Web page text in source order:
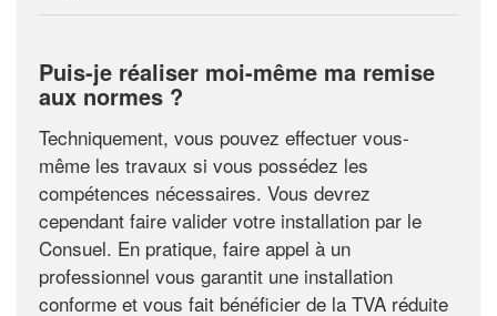
Puis-je réaliser moi-même ma remise
aux normes ?
Techniquement, vous pouvez effectuer vous-
même les travaux si vous possédez les
compétences nécessaires. Vous devrez
cependant faire valider votre installation par le
Consuel. En pratique, faire appel à un
professionnel vous garantit une installation
conforme et vous fait bénéficier de la TVA réduite